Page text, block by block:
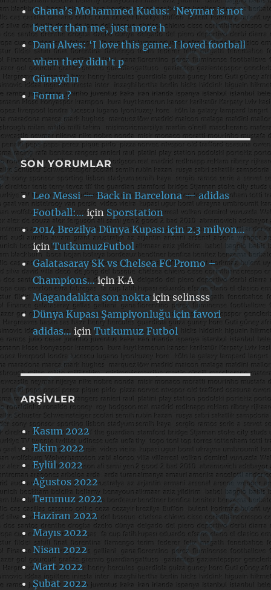
Ghana’s Mohammed Kudus: ‘Neymar is not
better than me, just more h
Dani Alves: ‘I love this game. I loved football
when they didn’t p
Günaydın
Forma ?
SON YORUMLAR
Leo Messi — Back in Barcelona — adidas
Football:…içinSporstation
2014 Brezilya Dünya Kupası için 2.3 milyon…
içinTutkumuzFutbol
Galatasaray SK vs Chelsea FC Promo –
Champions…içinK.A
Magandalıkta son noktaiçinselinsss
Dünya Kupası Şampiyonluğu için favori
adidas…içinTutkumuz Futbol
ARŞIVLER
Kasım 2022
Ekim 2022
Eylül 2022
Ağustos 2022
Temmuz 2022
Haziran 2022
Mayıs 2022
Nisan 2022
Mart 2022
Şubat 2022